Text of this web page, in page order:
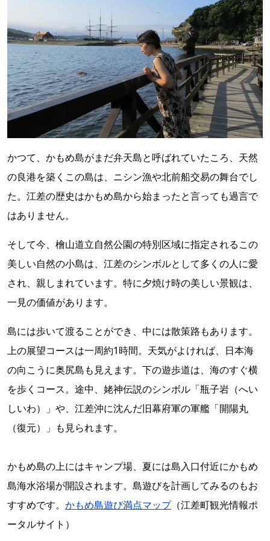
かつて、かもめ島がまだ弁天島と呼ばれていたころ、天然
の良港を築くこの島は、ニシン漁や北前船交易の舞台でし
た。江差の歴史はかもめ島から始まったと言っても過言で
はありません。
そして今、檜山道立自然公園の特別区域に指定されるこの
美しい自然の小島は、江差のシンボルとして多くの人に愛
され、親しまれています。特に夕焼け時の美しい景観は、
一見の価値があります。
島には歩いて渡ることができ、中には散策路もあります。
上の展望コースは一周約1時間。天気がよければ、日本海
の向こうに奥尻島も見えます。下の遊歩道は、海のすぐ横
を歩くコース。途中、姥神伝説のシンボル「瓶子岩（へい
しいわ）」や、江差沖に沈んだ旧幕府軍の軍艦「開陽丸
（復元）」も見られます。
かもめ島の上にはキャンプ場、夏には島入口付近にかもめ
島海水浴場が開設されます。島遊びを計画してみるのもお
すすめです。 かもめ島遊び満点マップ（江差町観光情報ポ
ータルサイト）